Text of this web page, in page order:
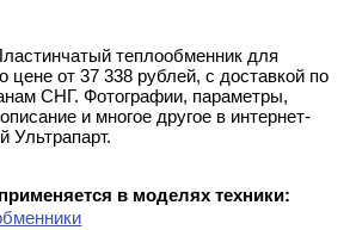
теплообменник для
цене от 37 338 рублей, с доставкой по
СНГ. Фотографии, параметры,
и многое другое в интернет-
Ультрапарт.
в моделях техники: